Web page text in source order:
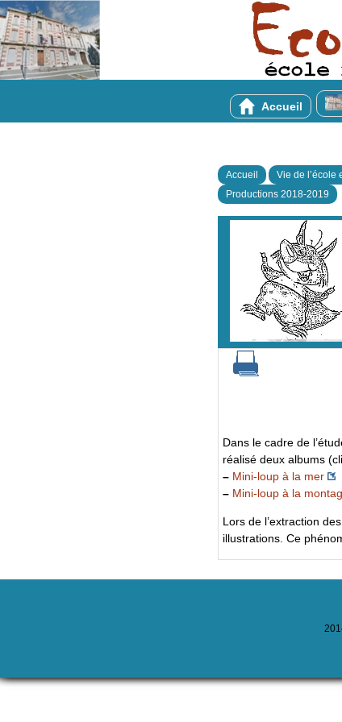
Accueil
Accueil Vie de l’école
Productions 2018-2019
Dans le cadre de
réalisé deux albums
– Mini-loup à la mer
– Mini-loup à la
Lors de l’extraction
illustrations. Ce